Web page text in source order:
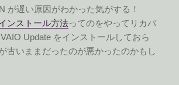
が遅い原因がわかった気がする！
ンストール方法ってのをやってリカバ
Update をインストールしておら
古いままだったのが悪かったのかもし